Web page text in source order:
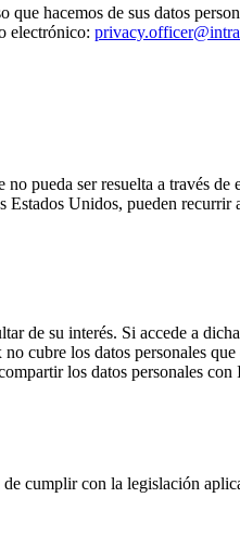
hacemos de sus datos
electrónico:
pueda ser resuelta a través de
Unidos, pueden
de su interés. Si accede a
cubre los datos personales
los datos personales
cumplir con la legislación